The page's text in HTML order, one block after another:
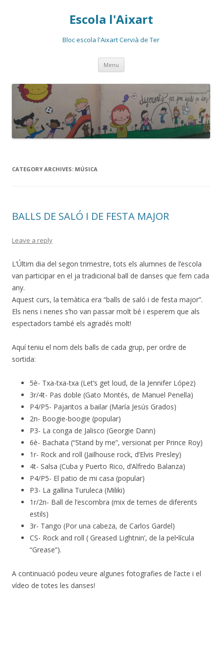
Escola l'Aixart
Bloc escola l'Aixart Cervià de Ter
Menu Skip
content
CATEGORY ARCHIVES: MÚSICA
BALLS DE SALÓ I DE FESTA MAJOR
Leave a reply
L’Últim dia del segon trimestre, tots els alumnes de l’escola
van participar en el ja tradicional ball de danses que fem cada
any.
Aquest curs, la temàtica era “balls de saló i de festa major”.
Els nens i nenes s’ho van passar molt bé i esperem que als
espectadors també els agradés molt!
Aquí teniu el nom dels balls de cada grup, per ordre de
sortida:
5è- Txa-txa-txa (Let’s get loud, de la Jennifer López)
3r/4t- Pas doble (Gato Montés, de Manuel Penella)
P4/P5- Pajaritos a bailar (María Jesús Grados)
2n- Boogie-boogie (popular)
P3- La conga de Jalisco (Georgie Dann)
6è- Bachata (“Stand by me”, versionat per Prince Roy)
1r- Rock and roll (Jailhouse rock, d’Elvis Presley)
4t- Salsa (Cuba y Puerto Rico, d’Alfredo Balanza)
P4/P5- El patio de mi casa (popular)
P3- La gallina Turuleca (Miliki)
1r/2n- Ball de l’escombra (mix de temes de diferents
estils)
3r- Tango (Por una cabeza, de Carlos Gardel)
CS- Rock and roll ( Greased Lightnin’, de la pel•lícula
“Grease”).
A continuació podeu veure algunes fotografies de l’acte i el
vídeo de totes les danses!